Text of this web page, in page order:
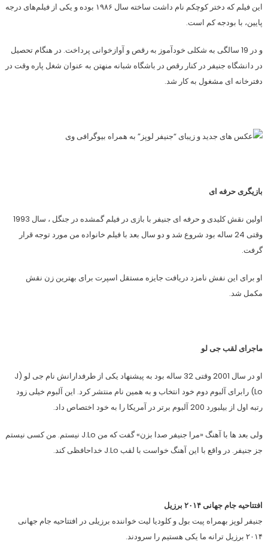
این فیلم که دختر کوچکم نام داشت ساخته سال ۱۹۸۶ بوده و یکی از فیلم‌های درجه
پایین، با بودجه کم است.
و در 19 سالگی به شکلی خودآموز به رقص و آوازخوانی پرداخت. در هنگام تحصیل
در دانشگاه جنیفر در کنار رقص در باشگاه شبانه منهتن به عنوان شغل پاره وقت در
دفترخانه ای مشغول به کار شد.
بازیگری حرفه ای
اولین نقش کلیدی و حرفه ای جنیفر با بازی در فیلم گمشده در جنگل ، سال 1993
وقتی 24 ساله بود شروع شد و دو سال بعد با فیلم خانواده من مورد توجه قرار
گرفت.
او برای این نفش نامزد دریافت جایزه مستقل اسپرت برای بهترین زن نقش
مکمل شد.
ماجرای لقب جی لو
او در سال 2001 وقتی 32 ساله بود به پیشنهاد یکی از طرفدارانش نام جی لو (J
Lo) رابرای آلبوم دوم خود انتخاب و به همین نام منتشر کرد. این آلبوم خیلی زود
رتبه اول از بیلبورد 200 آلبوم برتر در آمریکا را به خود اختصاص داد.
ولی بعد ها با آهنگ «مرا جنیفر صدا بزن» گفت که من J.Lo نیستم. من کسی نیستم
جز جنیفر. در واقع با این آهنگ خواست با لقب J.Lo خداحافظی کند.
افتتاحیه جام جهانی ۲۰۱۴ برزیل
جنیفر لوپز بهمراه پیت بول و کلودیا لیت خواننده برزیلی در افتتاحیه جام جهانی
۲۰۱۴ برزیل ترانه ما یکی هستیم را سرودند.